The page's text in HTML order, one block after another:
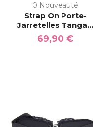
0 Nouveauté
Strap On Porte-
Jarretelles Tanga...
69,90 €